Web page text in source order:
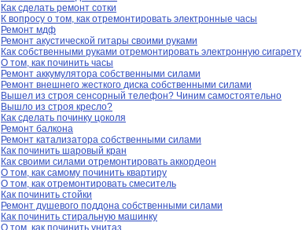
Как сделать ремонт сотки
К вопросу о том, как отремонтировать электронные часы
Ремонт мдф
Ремонт акустической гитары своими руками
Как собственными руками отремонтировать электронную сигарету
О том, как починить часы
Ремонт аккумулятора собственными силами
Ремонт внешнего жесткого диска собственными силами
Вышел из строя сенсорный телефон? Чиним самостоятельно
Вышло из строя кресло?
Как сделать починку цоколя
Ремонт балкона
Ремонт катализатора собственными силами
Как починить шаровый кран
Как своими силами отремонтировать аккордеон
О том, как самому починить квартиру
О том, как отремонтировать смеситель
Как починить стойки
Ремонт душевого поддона собственными силами
Как починить стиральную машинку
О том, как починить унитаз